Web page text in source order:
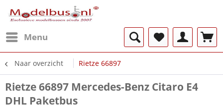
Menu
Naar overzicht Rietze 66897
Rietze 66897 Mercedes-Benz Citaro E4
DHL Paketbus